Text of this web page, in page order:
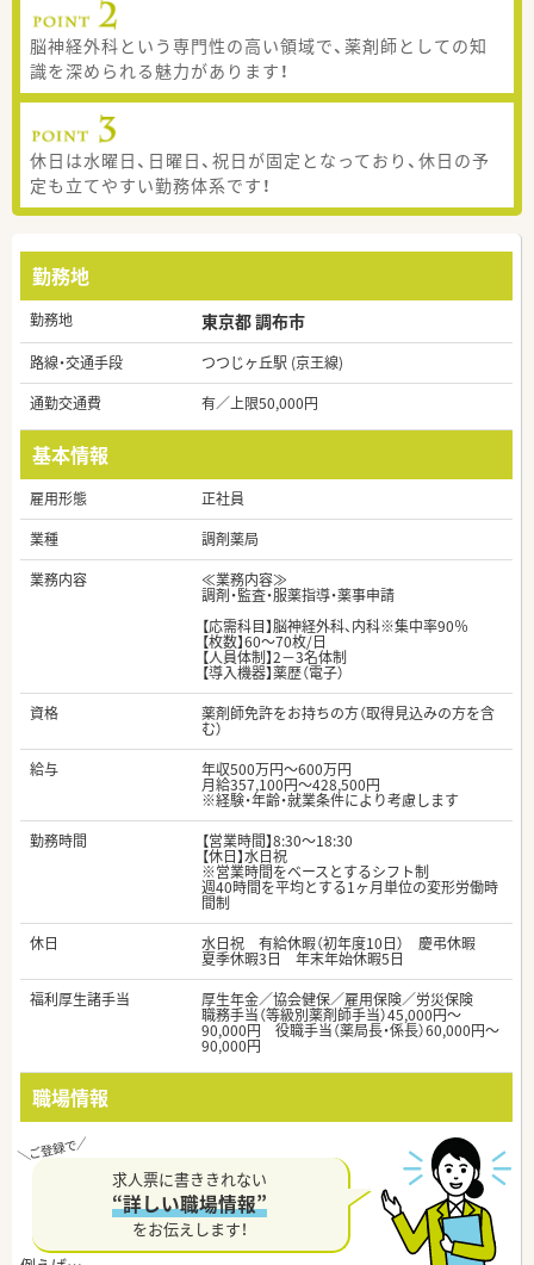
脳神経外科という専門性の高い領域で、薬剤師としての知
識を深められる魅力があります！
休日は水曜日、日曜日、祝日が固定となっており、休日の予
定も立てやすい勤務体系です！
勤務地
勤務地 東京都 調布市
路線・交通手段
つつじヶ丘駅 (京王線)
通勤交通費
有／上限50,000円
基本情報
雇用形態
正社員
業種
調剤薬局
業務内容
≪業務内容≫
調剤・監査・服薬指導・薬事申請
【応需科目】脳神経外科、内科※集中率90％
【枚数】60～70枚/日
【人員体制】2－3名体制
【導入機器】薬歴（電子）
資格
薬剤師免許をお持ちの方（取得見込みの方を含
む）
給与
年収500万円～600万円
月給357,100円～428,500円
※経験・年齢・就業条件により考慮します
勤務時間
【営業時間】8:30～18:30
【休日】水日祝
※営業時間をベースとするシフト制
週40時間を平均とする1ヶ月単位の変形労働時
間制
休日
水日祝 有給休暇（初年度10日） 慶弔休暇
夏季休暇3日 年末年始休暇5日
福利厚生諸手当
厚生年金／協会健保／雇用保険／労災保険
職務手当（等級別薬剤師手当）45,000円～
90,000円 役職手当（薬局長・係長）60,000円～
90,000円
職場情報
求人票に書ききれない
“詳しい職場情報”
をお伝えします！